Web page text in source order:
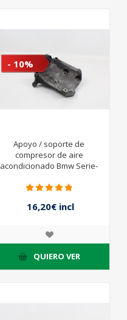
- 10%
Apoyo / soporte de
compresor de aire
acondicionado Bmw Serie-
1992
16,20€ incl
impuestos
QUIERO VER